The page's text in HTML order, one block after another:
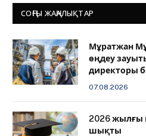
СОҢҒЫ ЖАҢАЛЫҚТАР
Мұратжан
өңдеу
директоры
07.08.2026
2026 жылғы
шықты